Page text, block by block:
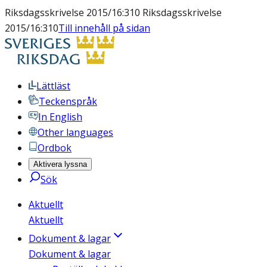
Riksdagsskrivelse 2015/16:310 Riksdagsskrivelse
2015/16:310Till innehåll på sidan
Lättläst
Teckenspråk
In English
Other languages
Ordbok
Aktivera lyssna
Sök
Aktuellt
Aktuellt
Dokument & lagar
Dokument & lagar